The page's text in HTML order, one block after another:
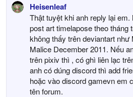
a
c
t
i
o
n
s
:
Heisenleaf
Thật tuyệt khi anh reply lại
post art timelapose theo tháng
không thấy trên deviantart
Malice December 2011. Nếu
trên pixiv thì , có ghì liên lạc
anh có dúng discord thì add
hoặc vào discord gamevn em
tên forum.